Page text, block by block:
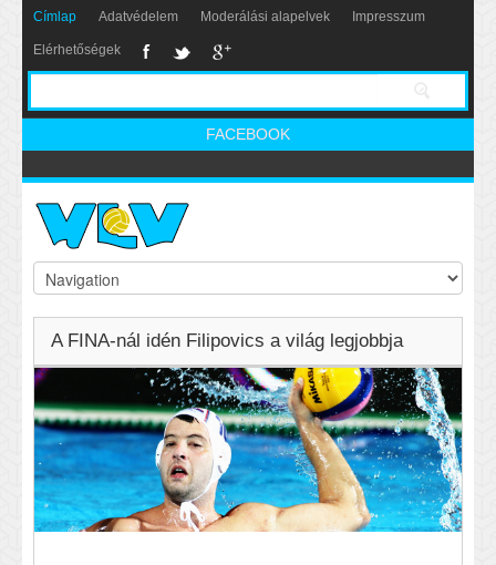
Címlap Adatvédelem Moderálási alapelvek Impresszum
Elérhetőségek
FACEBOOK
A FINA-nál idén Filipovics a világ legjobbja